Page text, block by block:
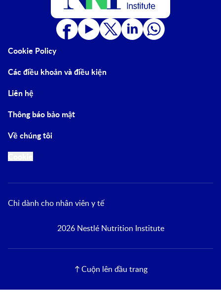
Cookie Policy
Các điều khoản và điều kiện
Liên hệ
Thông báo bảo mật
Về chúng tôi
Chỉ dành cho nhân viên y tế
2026 Nestlé Nutrition Institute
Cuộn lên đầu trang